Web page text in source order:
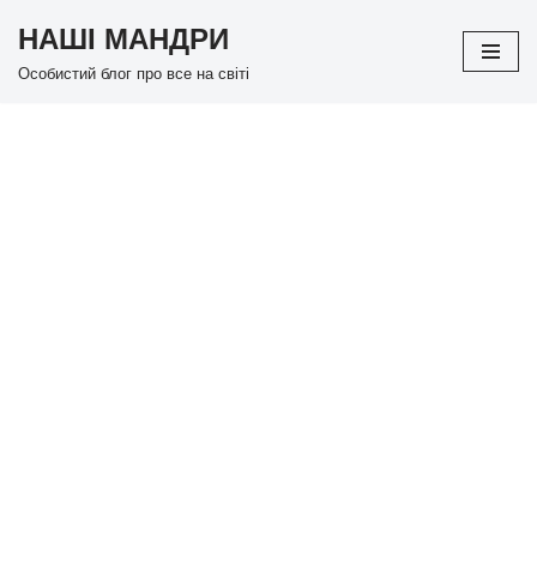
Перейти
НАШІ МАНДРИ
Особистий блог про все на світі